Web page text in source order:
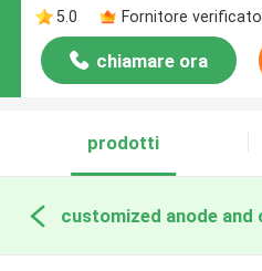
5.0
Fornitore verificato
chiamare ora
prodotti